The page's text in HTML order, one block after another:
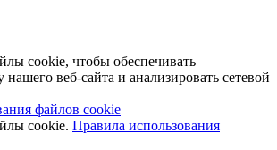
cookie, чтобы обеспечивать
веб-сайта и анализировать сетевой
файлов cookie
cookie. Правила использования